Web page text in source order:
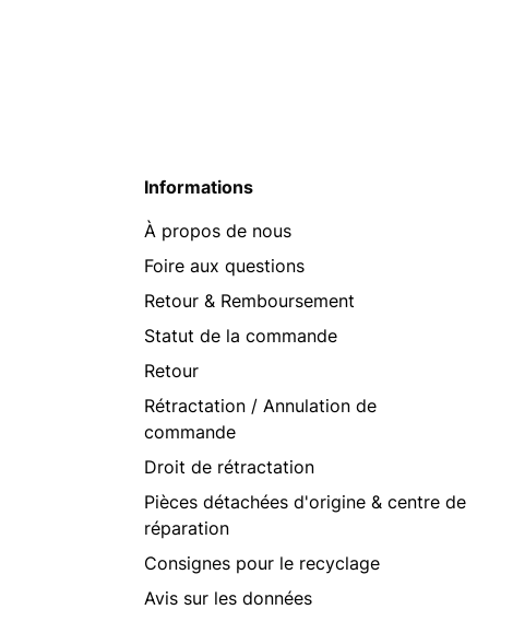
Informations
À propos de nous
Foire aux questions
Retour & Remboursement
Statut de la commande
Retour
Rétractation / Annulation de
commande
Droit de rétractation
Pièces détachées d'origine & centre de
réparation
Consignes pour le recyclage
Avis sur les données